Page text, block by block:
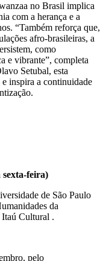
no Brasil implica
com a herança e a
“Também reforça que,
afro-brasileiras, a
como
e vibrante”, completa
Setubal, esta
inspira a continuidade
sexta-feira)
de São Paulo
da
Cultural .
pelo